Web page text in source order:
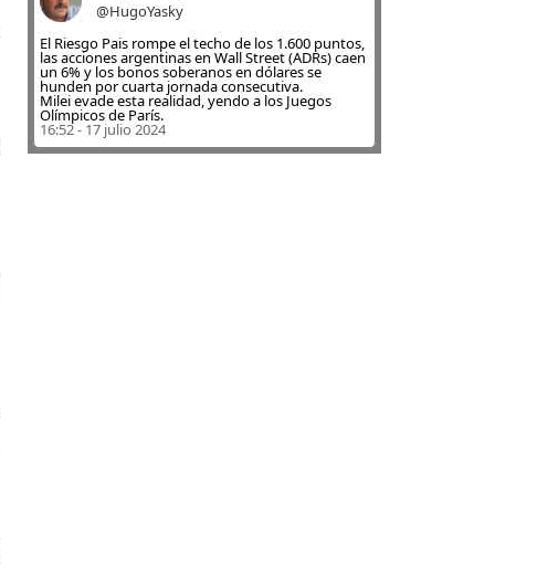
@HugoYasky
El Riesgo Pais rompe el techo de los 1.600 puntos,
las acciones argentinas en Wall Street (ADRs) caen
un 6% y los bonos soberanos en dólares se
hunden por cuarta jornada consecutiva.
Milei evade esta realidad, yendo a los Juegos
Olímpicos de París.
16:52 - 17 julio 2024